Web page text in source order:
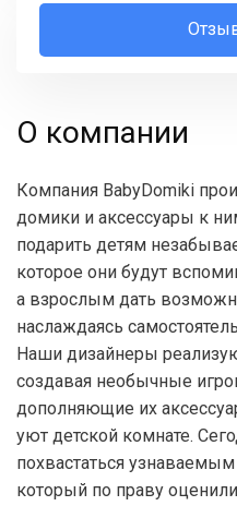
О компании
Компания BabyDomiki
домики и аксессуары к
подарить детям
которое они будут
а взрослым дать
наслаждаясь
Наши дизайнеры
создавая необычные
дополняющие их
уют детской комнате.
похвастаться
который по праву